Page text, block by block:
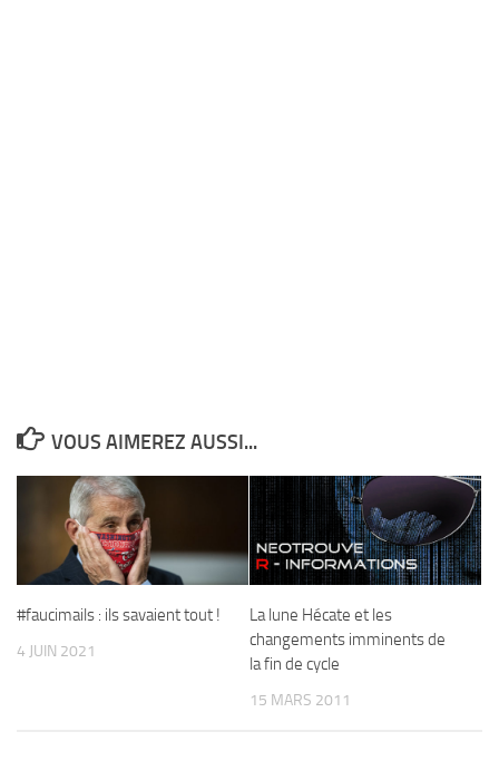
VOUS AIMEREZ AUSSI...
#faucimails : ils savaient tout !
4 JUIN 2021
La lune Hécate et les
changements imminents de
la fin de cycle
15 MARS 2011